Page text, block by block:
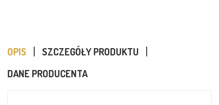
OPIS
SZCZEGÓŁY PRODUKTU
DANE PRODUCENTA